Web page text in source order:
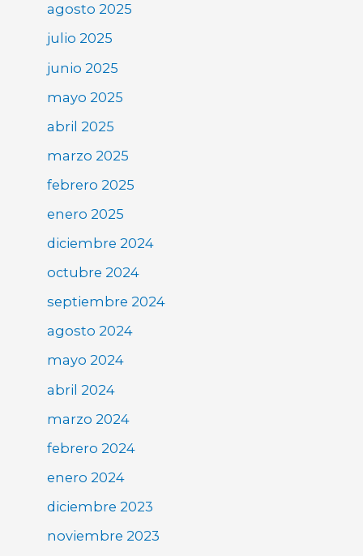
agosto 2025
julio 2025
junio 2025
mayo 2025
abril 2025
marzo 2025
febrero 2025
enero 2025
diciembre 2024
octubre 2024
septiembre 2024
agosto 2024
mayo 2024
abril 2024
marzo 2024
febrero 2024
enero 2024
diciembre 2023
noviembre 2023